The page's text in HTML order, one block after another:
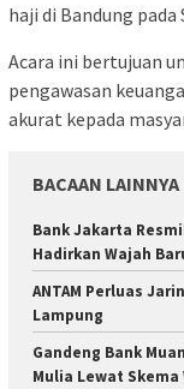
haji di Bandung pada
Acara ini bertujuan
pengawasan
akurat kepada
BACAAN LAINNYA
Bank Jakarta
Hadirkan Wajah
ANTAM Perluas
Lampung
​Gandeng Bank
Mulia Lewat